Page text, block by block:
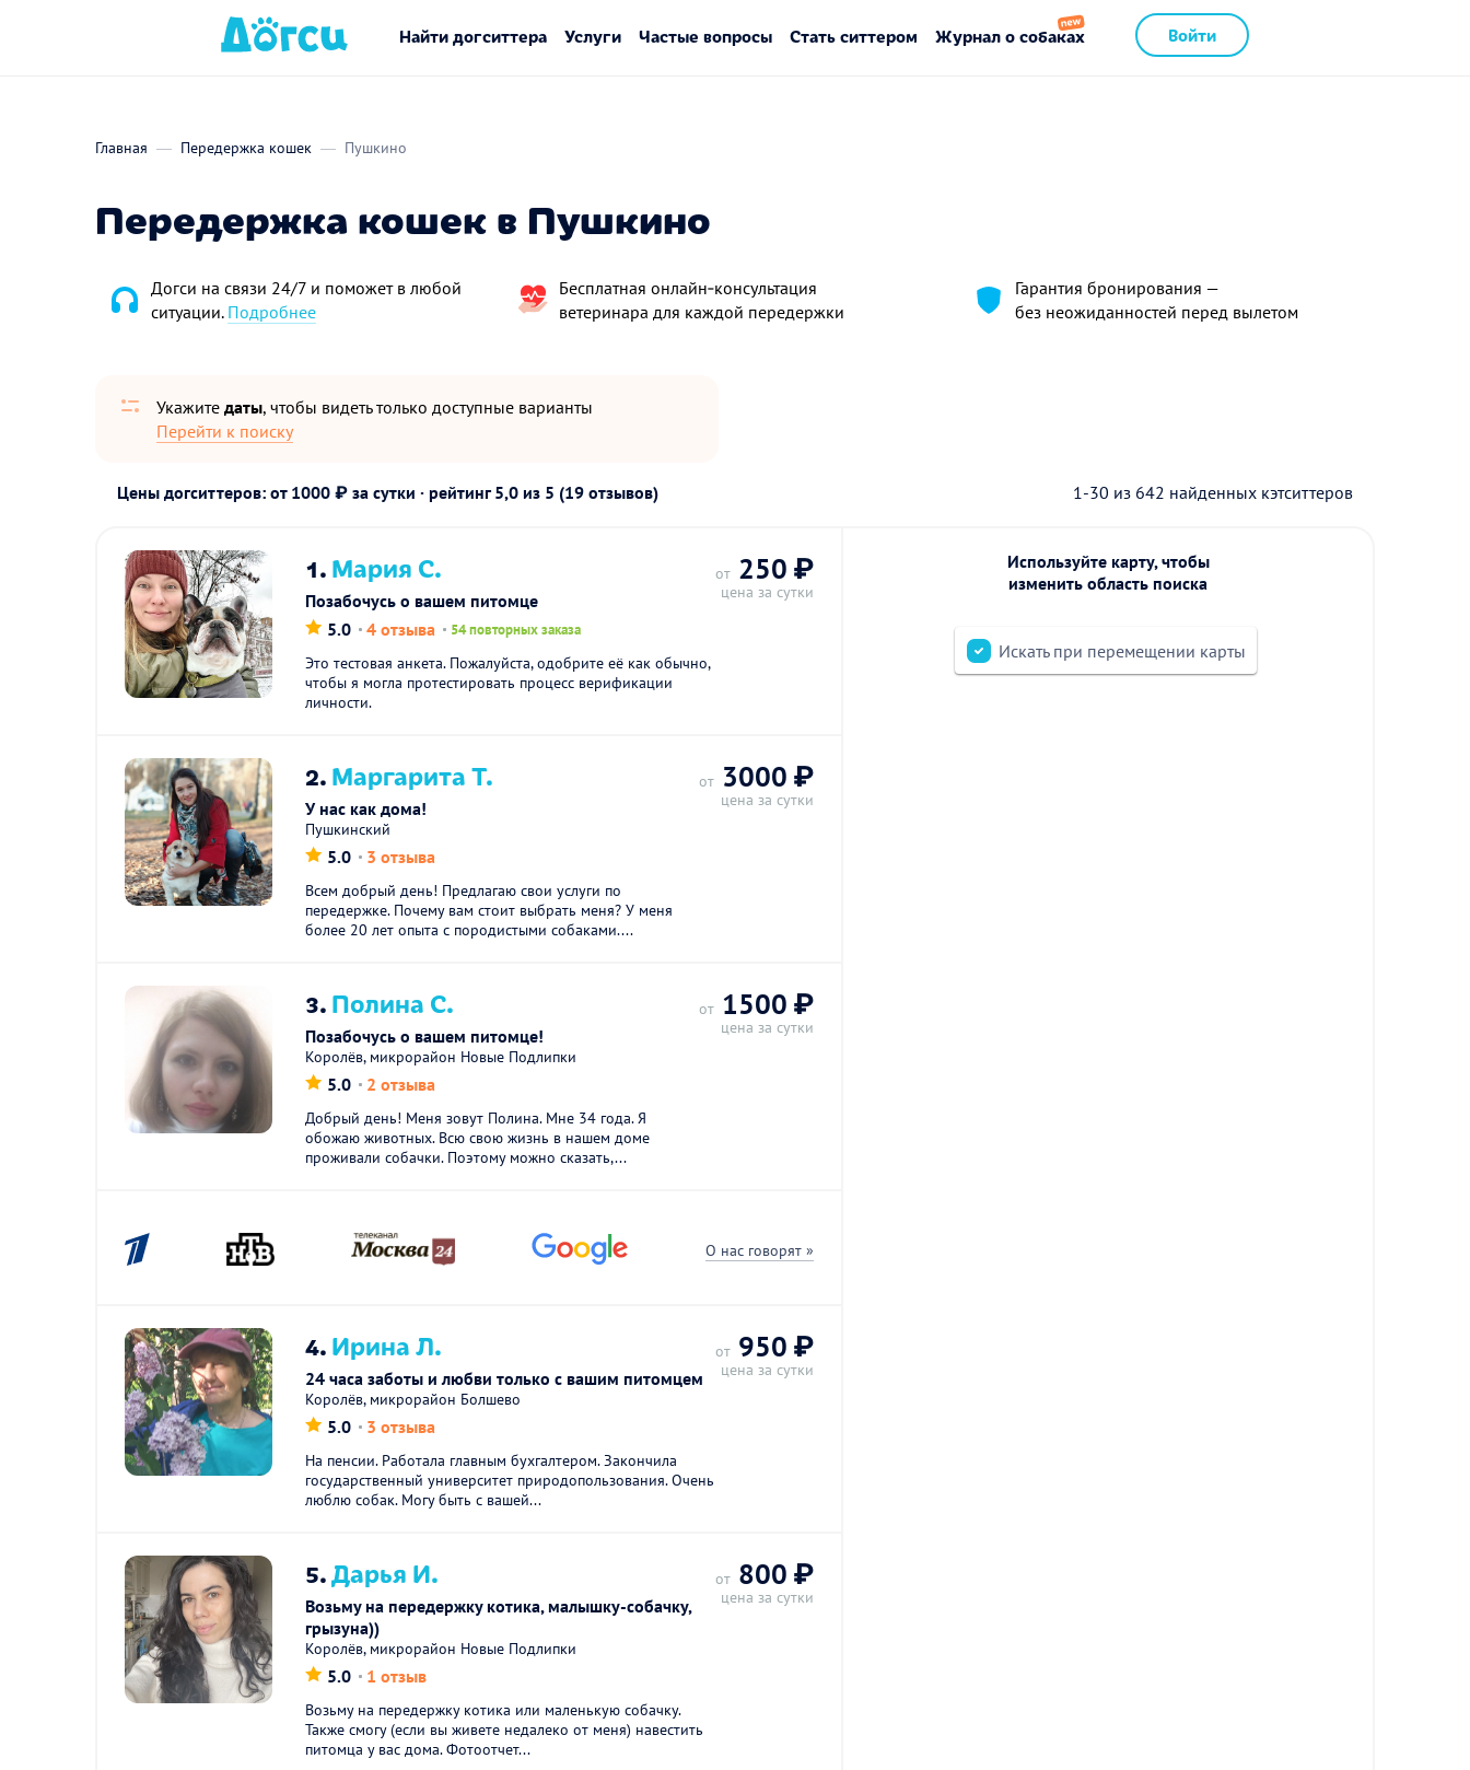
Войти
Найти догситтера Услуги Частые вопросы Стать ситтером Журнал о собаках
Главная Передержка кошек Пушкино
Передержка кошек в Пушкино
Догси на связи 24/7 и поможет в любой
ситуации. Подробнее
Бесплатная онлайн‑консультация
ветеринара для каждой передержки
Гарантия бронирования —
без неожиданностей перед вылетом
Укажите даты, чтобы видеть только доступные варианты
Перейти к поиску
Цены догситтеров: от 1000 ₽ за сутки · рейтинг 5,0 из 5 (19 отзывов) 1-30 из 642 найденных кэтситтеров
1.Мария С.
Позабочусь о вашем питомце
5.0
4 отзыва 54 повторных заказа
Это тестовая анкета. Пожалуйста, одобрите её как обычно,
чтобы я могла протестировать процесс верификации
личности.
от 250 ₽
цена за сутки
2.Маргарита Т.
У нас как дома!
Пушкинский
5.0 3 отзыва
Всем добрый день! Предлагаю свои услуги по
передержке. Почему вам стоит выбрать меня? У меня
более 20 лет опыта с породистыми собаками....
от 3000 ₽
цена за сутки
3.Полина С.
Позабочусь о вашем питомце!
Королёв, микрорайон Новые Подлипки
5.0 2 отзыва
Добрый день! Меня зовут Полина. Мне 34 года. Я
обожаю животных. Всю свою жизнь в нашем доме
проживали собачки. Поэтому можно сказать,...
от 1500 ₽
цена за сутки
О нас говорят »
4.Ирина Л.
24 часа заботы и любви только с вашим питомцем
Королёв, микрорайон Болшево
5.0 3 отзыва
На пенсии. Работала главным бухгалтером. Закончила
государственный университет природопользования. Очень
люблю собак. Могу быть с вашей...
от 950 ₽
цена за сутки
5.Дарья И.
Возьму на передержку котика, малышку-собачку,
грызуна))
Королёв, микрорайон Новые Подлипки
5.0 1 отзыв
Возьму на передержку котика или маленькую собачку.
Также смогу (если вы живете недалеко от меня) навестить
питомца у вас дома. Фотоотчет...
от 800 ₽
цена за сутки
Используйте карту, чтобы
изменить область поиска
Искать при перемещении карты